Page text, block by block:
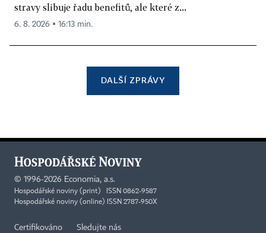
stravy slibuje řadu benefitů, ale které z...
6. 8. 2026 ▪ 16:13 min.
DALŠÍ ZPRÁVY
© 1996-2026 Economia, a.s.
Hospodářské noviny (print) ISSN 0862-9587
Hospodářské noviny (online) ISSN 2787-950X
Certifikováno Sledujte nás